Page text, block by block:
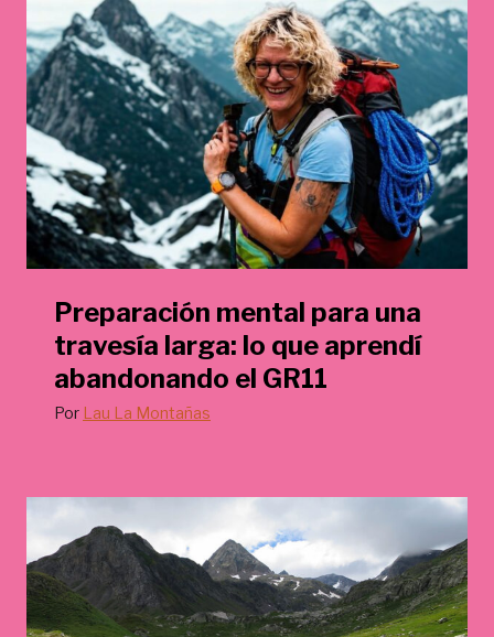
Preparación mental para una
travesía larga: lo que aprendí
abandonando el GR11
Por Lau La Montañas